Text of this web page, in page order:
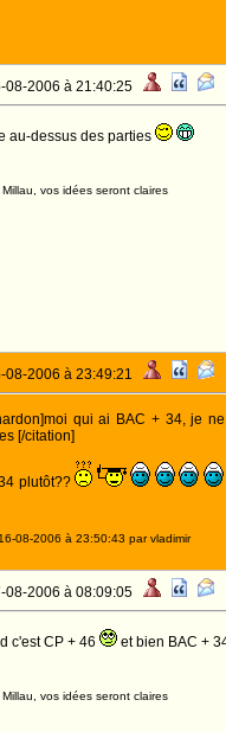
08-2006 à 21:40:25
au-dessus des parties
vos idées seront claires
08-2006 à 23:49:21
qui ai BAC + 34, je
[/citation]
plutôt??
08-2006 à 23:50:43 par vladimir
08-2006 à 08:09:05
c'est CP + 46 et bien BAC +
vos idées seront claires